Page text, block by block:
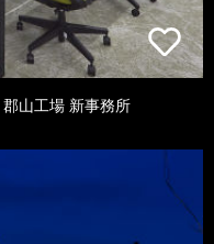
山工場 新事務所